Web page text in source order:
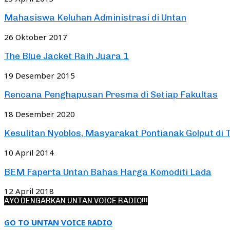
Mahasiswa Keluhan Administrasi di Untan
26 Oktober 2017
The Blue Jacket Raih Juara 1
19 Desember 2015
Rencana Penghapusan Presma di Setiap Fakultas
18 Desember 2020
Kesulitan Nyoblos, Masyarakat Pontianak Golput di
10 April 2014
BEM Faperta Untan Bahas Harga Komoditi Lada
12 April 2018
AYO DENGARKAN UNTAN VOICE RADIO!!!
GO TO UNTAN VOICE RADIO